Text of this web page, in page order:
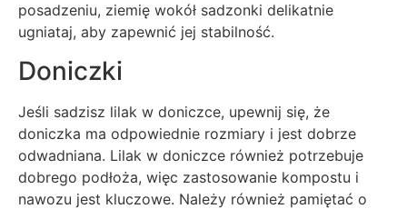
posadzeniu, ziemię wokół sadzonki delikatnie
ugniataj, aby zapewnić jej stabilność.
Doniczki
Jeśli sadzisz lilak w doniczce, upewnij się, że
doniczka ma odpowiednie rozmiary i jest dobrze
odwadniana. Lilak w doniczce również potrzebuje
dobrego podłoża, więc zastosowanie kompostu i
nawozu jest kluczowe. Należy również pamiętać o